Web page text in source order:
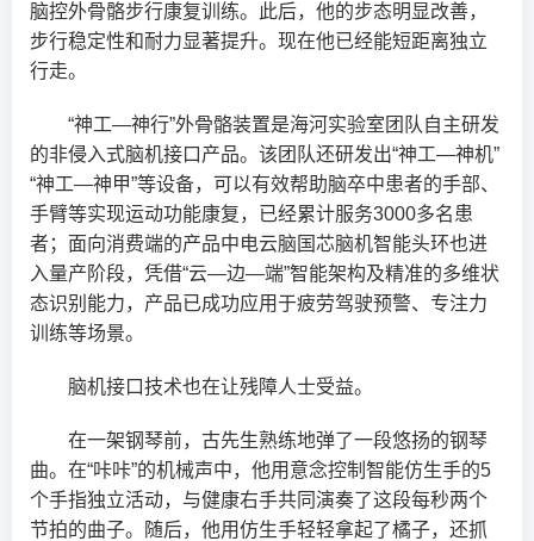
脑控外骨骼步行康复训练。此后，他的步态明显改善，
步行稳定性和耐力显著提升。现在他已经能短距离独立
行走。
“神工—神行”外骨骼装置是海河实验室团队自主研发
的非侵入式脑机接口产品。该团队还研发出“神工—神机”
“神工—神甲”等设备，可以有效帮助脑卒中患者的手部、
手臂等实现运动功能康复，已经累计服务3000多名患
者；面向消费端的产品中电云脑国芯脑机智能头环也进
入量产阶段，凭借“云—边—端”智能架构及精准的多维状
态识别能力，产品已成功应用于疲劳驾驶预警、专注力
训练等场景。
脑机接口技术也在让残障人士受益。
在一架钢琴前，古先生熟练地弹了一段悠扬的钢琴
曲。在“咔咔”的机械声中，他用意念控制智能仿生手的5
个手指独立活动，与健康右手共同演奏了这段每秒两个
节拍的曲子。随后，他用仿生手轻轻拿起了橘子，还抓